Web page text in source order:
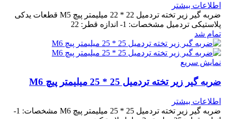
اطلاعات بیشتر
ضربه گیر زیر تخته تردمیل 22 * 22 میلیمتر پیچ M5 قطعات یدکی
پلاستیکی تردمیل مشخصات: 1- اندازه قطر: 22
تمام شد
نمایش سریع
ضربه گیر زیر تخته تردمیل 25 * 25 میلیمتر پیچ M6
اطلاعات بیشتر
ضربه گیر زیر تخته تردمیل 25 * 25 میلیمتر پیچ M6 مشخصات: 1-